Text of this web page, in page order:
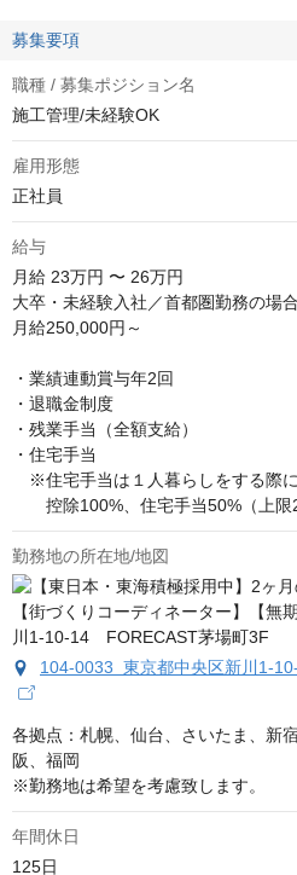
募集要項
職種 / 募集ポジション名
施工管理/未経験OK
雇用形態
正社員
給与
月給 23万円 〜 26万円
大卒・未経験入社／首都圏勤務の場合
月給250,000円～
・業績連動賞与年2回
・退職金制度
・残業手当（全額支給）
・住宅手当
※住宅手当は１人暮らしをする際
控除100%、住宅手当50%（上限
勤務地の所在地/地図
104-0033 東京都中央区新川1-
各拠点：札幌、仙台、さいたま、新
阪、福岡
※勤務地は希望を考慮致します。
年間休日
125日